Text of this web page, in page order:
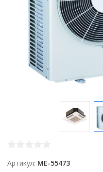
Артикул ME-55473